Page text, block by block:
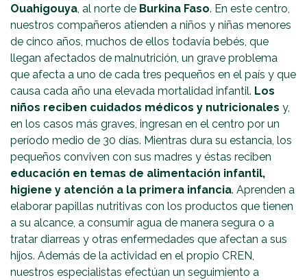
Ouahigouya, al norte de Burkina Faso. En este centro,
nuestros compañeros atienden a niños y niñas menores
de cinco años, muchos de ellos todavía bebés, que
llegan afectados de malnutrición, un grave problema
que afecta a uno de cada tres pequeños en el país y que
causa cada año una elevada mortalidad infantil. Los
niños reciben cuidados médicos y nutricionales y,
en los casos más graves, ingresan en el centro por un
período medio de 30 días. Mientras dura su estancia, los
pequeños conviven con sus madres y éstas reciben
educación en temas de alimentación infantil,
higiene y atención a la primera infancia. Aprenden a
elaborar papillas nutritivas con los productos que tienen
a su alcance, a consumir agua de manera segura o a
tratar diarreas y otras enfermedades que afectan a sus
hijos. Además de la actividad en el propio CREN,
nuestros especialistas efectúan un seguimiento a